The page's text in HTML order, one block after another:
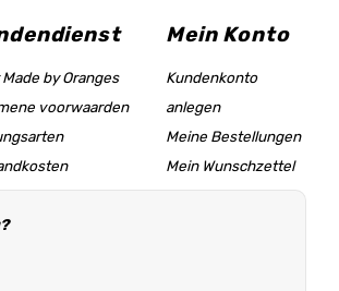
by Oranges
voorwaarden
&
Informationen
Mein Konto
Kundenkonto
anlegen
Meine Bestellungen
Mein Wunschzettel